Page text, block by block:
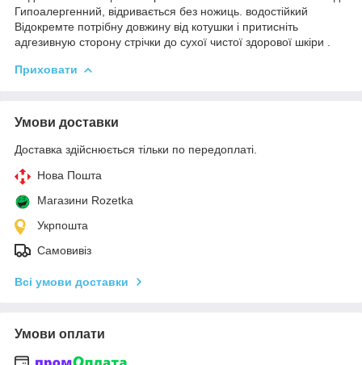
Гипоалергенний, відривається без ножиць. водостійкий
Відокремте потрібну довжину від котушки і притисніть
адгезивную сторону стрічки до сухої чистої здорової шкіри .
Приховати
Умови доставки
Доставка здійснюється тільки по передоплаті.
Нова Пошта
Магазини Rozetka
Укрпошта
Самовивіз
Всі умови доставки
Умови оплати